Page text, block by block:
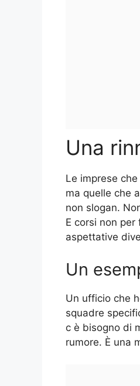
Una
Le imprese
ma quelle che
non slogan.
E corsi non
aspettative
Un
Un ufficio che
squadre
c è bisogno di
rumore. È una